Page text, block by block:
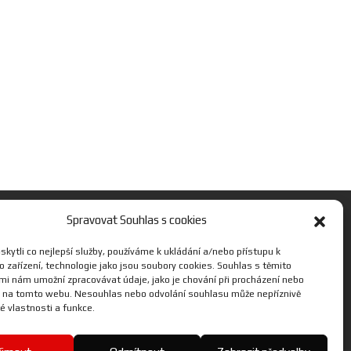
Spravovat Souhlas s cookies
co nejlepší služby, používáme k ukládání a/nebo přístupu k
zařízení, technologie jako jsou soubory cookies. Souhlas s těmito
nám umožní zpracovávat údaje, jako je chování při procházení nebo
na tomto webu. Nesouhlas nebo odvolání souhlasu může nepříznivě
vlastnosti a funkce.
PEMM Brno, spol. s.r.o.
Jihlavská 27, 625 00 Brno –
E-mail: yamaha@pemm.cz